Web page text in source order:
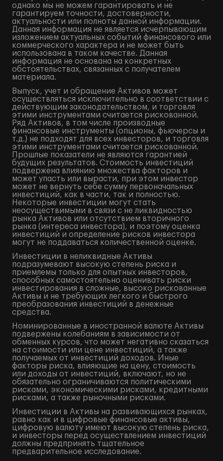
однако мы не можем гарантировать и не
гарантируем точности, достоверности,
актуальности или полноты данной информации.
Данная информация не является исчерпывающим
изложением актуальных событий финансового или
коммерческого характера и не может быть
использована в таком качестве. Данная
информация не основана на конкретных
обстоятельствах, связанных с получателем
материала.
Выпуск, учет и обращение Активов может
осуществляться исключительно в соответствии с
действующим законодательством, и торговля
этими инструментами считается рискованной.
Ряд Активов, в том числе производные
финансовые инструменты (опционы, фьючерсы и
т.д.) не подходят для всех инвесторов, и торговля
этими инструментами считается рискованной.
Прошлые показатели не являются гарантией
будущих результатов. Стоимость инвестиций
подвержена влиянию множества факторов и
может упасть или вырасти, при этом инвестор
может не вернуть себе сумму первоначальных
инвестиций, как в части, так и полностью.
Некоторые инвестиции могут стать
неосуществимыми в связи с не ликвидностью
рынка Активов или отсутствием вторичного
рынка (интереса инвестора), и поэтому оценка
инвестиций и определение рисков инвестора
могут не поддаваться количественной оценке.
Инвестиции в неликвидные Активы
подразумевают высокую степень риска и
приемлемы только для опытных инвесторов,
способных самостоятельно оценивать риски
инвестирования в сложные, высоко рискованные
Активы и не требующих легкого и быстрого
преобразования инвестиций в денежные
средства.
Номинированные в иностранной валюте Активы
подвержены колебаниям в зависимости от
обменных курсов, что может негативно сказаться
на стоимости или цене инвестиций, а также
получаемых от инвестиций доходов. Иные
факторы риска, влияющие на цену, стоимость
или доходы от инвестиций, включают, но не
обязательно ограничиваются политическими
рисками, экономическими рисками, кредитными
рисками, а также рыночными рисками.
Инвестиции в Активы на развивающихся рынках,
равно как и в цифровые финансовые активы,
цифровую валюту имеют высокую степень риска,
и инвесторы перед осуществлением инвестиций
должны предпринять тщательное
предварительное исследование.